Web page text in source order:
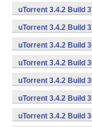
uTorrent 3.4.2 Build
uTorrent 3.4.2 Build
uTorrent 3.4.2 Build
uTorrent 3.4.2 Build
uTorrent 3.4.2 Build
uTorrent 3.4.2 Build
uTorrent 3.4.2 Build